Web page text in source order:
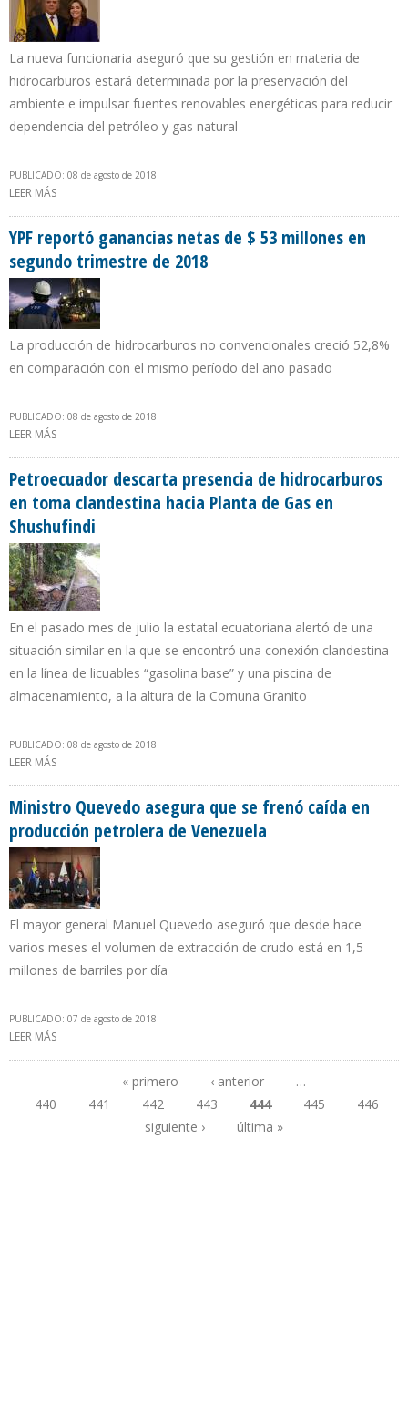
La nueva funcionaria aseguró que su gestión en materia de
hidrocarburos estará determinada por la preservación del
ambiente e impulsar fuentes renovables energéticas para reducir
dependencia del petróleo y gas natural
PUBLICADO: 08 de agosto de 2018
LEER MÁS
YPF reportó ganancias netas de $ 53 millones en
segundo trimestre de 2018
La producción de hidrocarburos no convencionales creció 52,8%
en comparación con el mismo período del año pasado
PUBLICADO: 08 de agosto de 2018
LEER MÁS
Petroecuador descarta presencia de hidrocarburos
en toma clandestina hacia Planta de Gas en
Shushufindi
En el pasado mes de julio la estatal ecuatoriana alertó de una
situación similar en la que se encontró una conexión clandestina
en la línea de licuables “gasolina base” y una piscina de
almacenamiento, a la altura de la Comuna Granito
PUBLICADO: 08 de agosto de 2018
LEER MÁS
EN SHUSHUFINDI
Ministro Quevedo asegura que se frenó caída en
producción petrolera de Venezuela
El mayor general Manuel Quevedo aseguró que desde hace
varios meses el volumen de extracción de crudo está en 1,5
millones de barriles por día
PUBLICADO: 07 de agosto de 2018
LEER MÁS
Páginas
« primero ‹ anterior
…
440
441 442 443 444 445
446
siguiente ›
última »